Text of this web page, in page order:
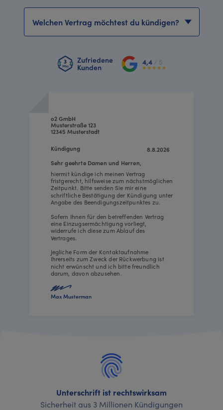
Zufriedene
Kunden
4,4 / 5
8.8.2026
o2 GmbH
Musterstraße 123
12345 Musterstadt
hiermit kündige ich meinen Vertrag
fristgerecht, hilfsweise zum nächstmöglichen
Zeitpunkt. Bitte senden Sie mir eine
schriftliche Bestätigung der Kündigung unter
Angabe des Beendigungszeitpunktes zu.
Sofern Ihnen für den betreffenden Vertrag
eine Einzugsermächtigung vorliegt,
widerrufe ich diese zum Ablauf des
Vertrages.
Jegliche Form der Kontaktaufnahme
Ihrerseits zum Zweck der Rückwerbung ist
nicht erwünscht und ich bitte freundlich
darum, davon abzusehen.
Sehr geehrte Damen und Herren,
Kündigung
Max Musterman
Unterschrift ist rechtswirksam
Sicherheit aus 3 Millionen Kündigungen